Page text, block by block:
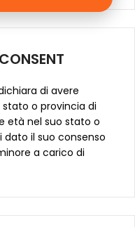
di avere
o provincia di
età nel suo stato o
dato il suo consenso
a carico di